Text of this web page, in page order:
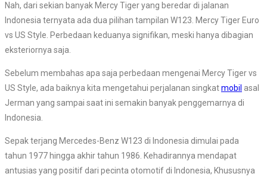
Nah, dari sekian banyak Mercy Tiger yang beredar di jalanan
Indonesia ternyata ada dua pilihan tampilan W123. Mercy Tiger Euro
vs US Style. Perbedaan keduanya signifikan, meski hanya dibagian
eksteriornya saja.
Sebelum membahas apa saja perbedaan mengenai Mercy Tiger vs
US Style, ada baiknya kita mengetahui perjalanan singkatmobil asal
Jerman yang sampai saat ini semakin banyak penggemarnya di
Indonesia.
Sepak terjang Mercedes-Benz W123 di Indonesia dimulai pada
tahun 1977 hingga akhir tahun 1986. Kehadirannya mendapat
antusias yang positif dari pecinta otomotif di Indonesia, Khususnya